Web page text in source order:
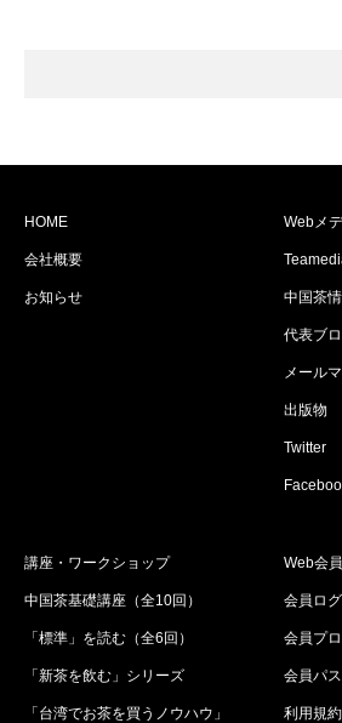
HOME
会社概要
お知らせ
Webメ
中国茶
代表ブ
メール
出版物
Twitter
講座・ワークショップ
中国茶基礎講座（全10回）
「標準」を読む（全6回）
「新茶を飲む」シリーズ
「台湾でお茶を買うノウハウ」
Web会
会員ロ
会員プ
会員パ
利用規約